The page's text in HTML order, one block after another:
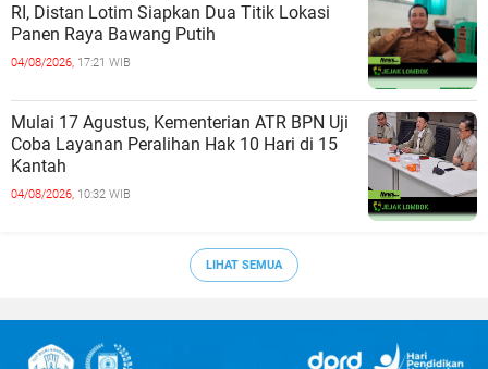
RI, Distan Lotim Siapkan Dua Titik Lokasi
Panen Raya Bawang Putih
04/08/2026, 17:21 WIB
Mulai 17 Agustus, Kementerian ATR BPN Uji
Coba Layanan Peralihan Hak 10 Hari di 15
Kantah
04/08/2026, 10:32 WIB
LIHAT SEMUA